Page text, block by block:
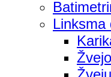
Linksma